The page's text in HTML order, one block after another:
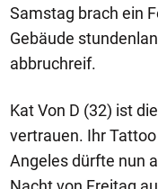
Samstag brach ein
Gebäude
abbruchreif.
Kat Von D (32) ist
vertrauen. Ihr
Angeles dürfte nun